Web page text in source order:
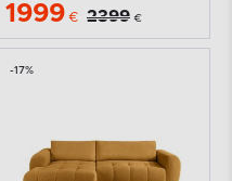
1999 € 2399 €
-17%